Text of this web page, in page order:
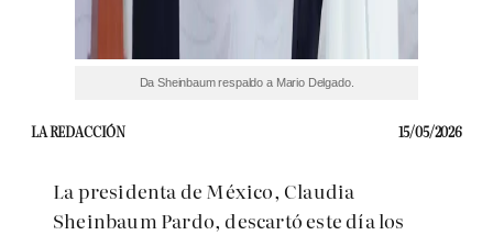
Da Sheinbaum respaldo a Mario Delgado.
LA REDACCIÓN 15/05/2026
La presidenta de México, Claudia
Sheinbaum Pardo, descartó este día los